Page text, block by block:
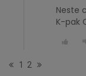
Neste
K-pak
1 2